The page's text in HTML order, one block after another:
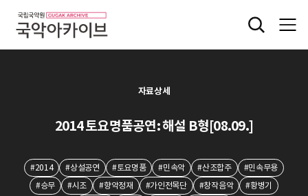
자료상세
2014 토요명품공연: 해설 B형[08.09.]
#2014 #상설공연 #토요명품 #민속악 #산조합주
#민속무용
#승무
#시조 #향악정재 #가인전목단 #창작음악
#황병기